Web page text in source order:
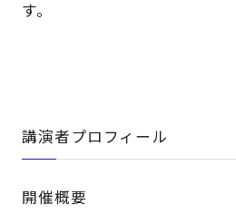
す。
講演者プロフィール
開催概要